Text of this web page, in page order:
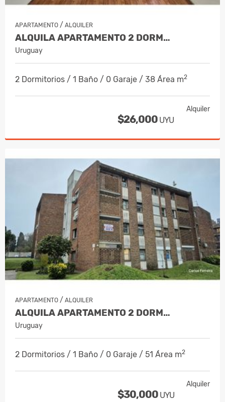
APARTAMENTO / ALQUILER
ALQUILA APARTAMENTO 2 DORM…
Uruguay
2 Dormitorios / 1 Baño / 0 Garaje / 38 Área m2
Alquiler
$26,000 UYU
APARTAMENTO / ALQUILER
ALQUILA APARTAMENTO 2 DORM…
Uruguay
2 Dormitorios / 1 Baño / 0 Garaje / 51 Área m2
Alquiler
$30,000 UYU